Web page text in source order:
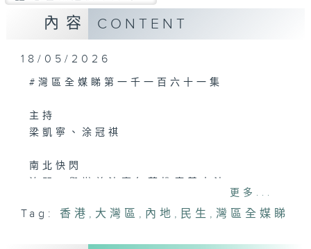
內容 CONTENT
18/05/2026
#灣區全媒睇第一千一百六十一集
主持
梁凱寧、涂冠祺
南北快閃
武漢：舉行第七屆漢口里花朝節
更多...
Tag: 香港 , 大灣區 , 內地 , 民生 , 灣區全媒睇